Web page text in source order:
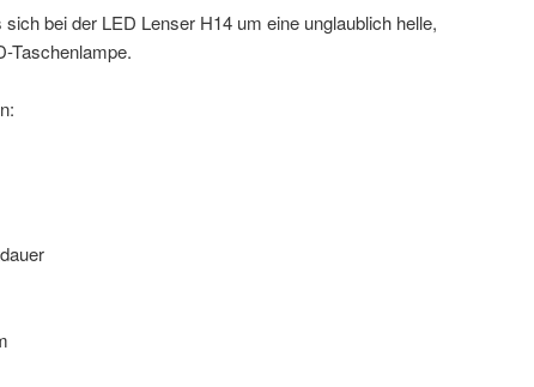
bei der LED Lenser H14 um eine unglaublich helle,
Taschenlampe.